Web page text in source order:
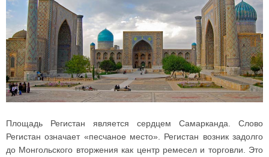
Площадь Регистан является сердцем Самарканда. Слово
Регистан означает «песчаное место». Регистан возник задолго
до Монгольского вторжения как центр ремесел и торговли. Это